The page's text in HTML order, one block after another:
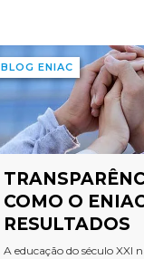
BLOG ENIAC
COMO O
RESULTADOS
A educação do século XXI